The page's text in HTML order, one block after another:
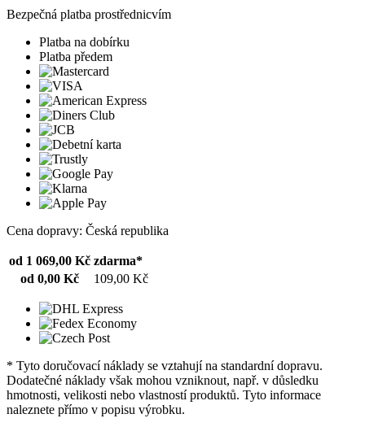
Bezpečná platba prostřednicvím
Platba na dobírku
Platba předem
Cena dopravy: Česká republika
od 1 069,00 Kč zdarma*
od 0,00 Kč
109,00 Kč
* Tyto doručovací náklady se vztahují na standardní dopravu.
Dodatečné náklady však mohou vzniknout, např. v důsledku
hmotnosti, velikosti nebo vlastností produktů. Tyto informace
naleznete přímo v popisu výrobku.